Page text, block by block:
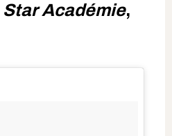
Star Académie,